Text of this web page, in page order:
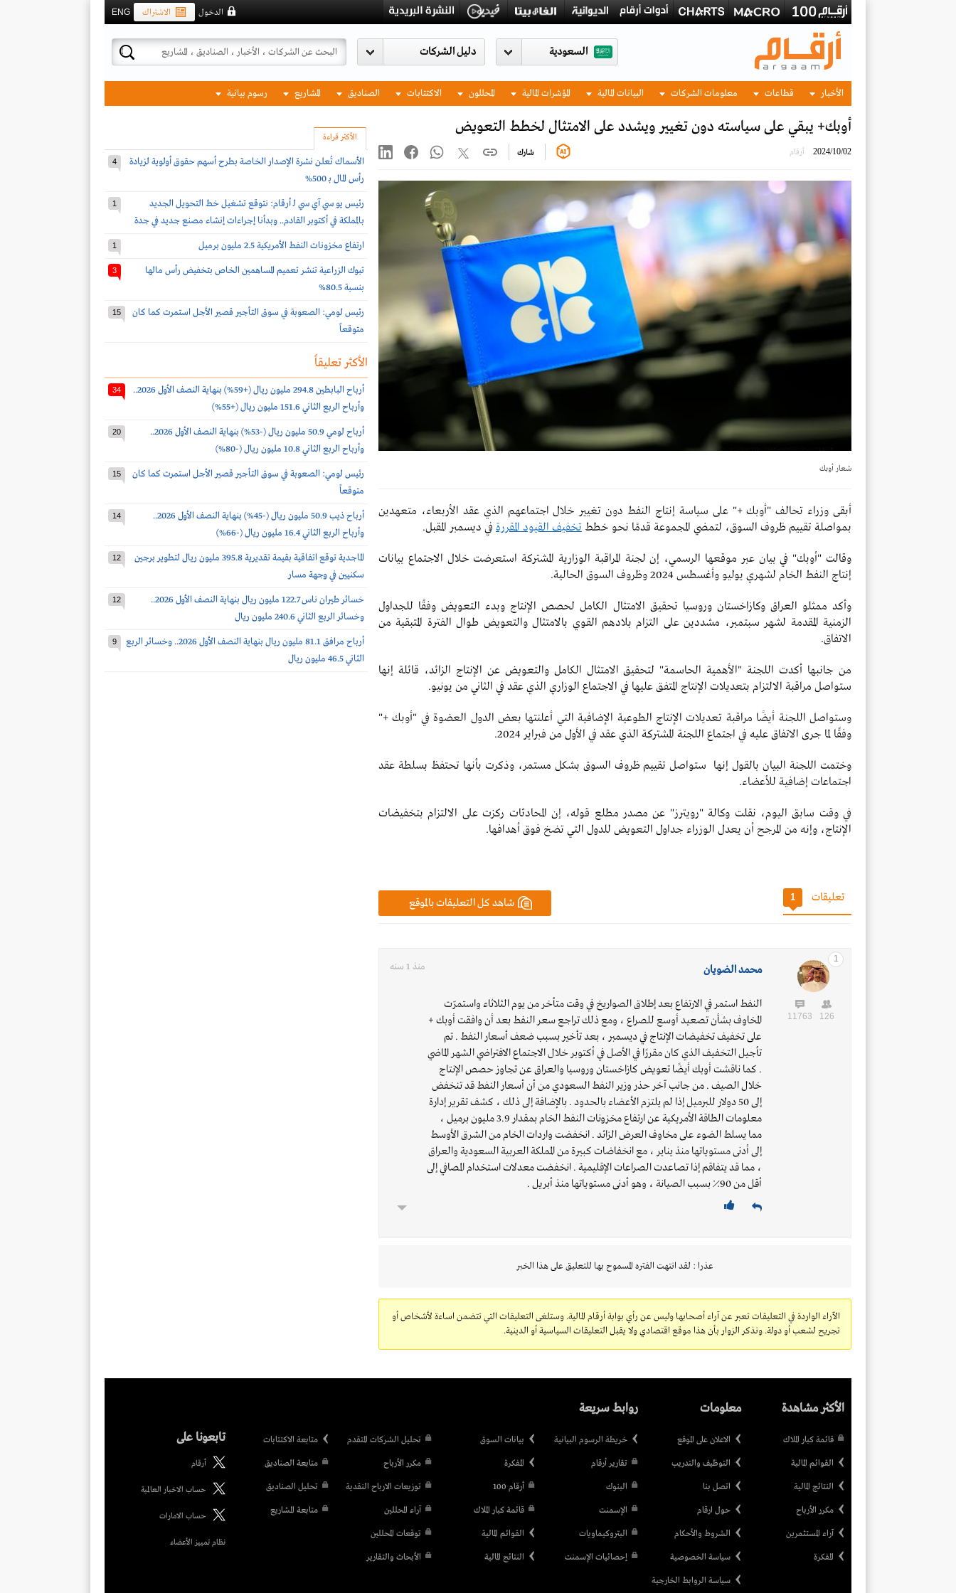
ENG الاشتراك الدخول
السعودية
الأخبار قطاعات معلومات الشركات البيانات المالية المؤشرات المالية المحللون الاكتتابات الصناديق المشاريع رسوم بيانية
أوبك+ يبقي على سياسته دون تغيير ويشدد على الامتثال لخطط التعويض
2024/10/02 أرقام شارك
شعار أوبك
أبقى وزراء تحالف "أوبك +" على سياسة إنتاج النفط دون تغيير خلال اجتماعهم الذي عقد الأربعاء، متعهدين
بمواصلة تقييم ظروف السوق، لتمضي المجموعة قدمًا نحو خطط تخفيف القيود المقررة في ديسمبر المقبل.
وقالت "أوبك" في بيان عبر موقعها الرسمي، إن لجنة المراقبة الوزارية المشتركة استعرضت خلال الاجتماع بيانات
إنتاج النفط الخام لشهري يوليو وأغسطس 2024 وظروف السوق الحالية.
وأكد ممثلو العراق وكازاخستان وروسيا تحقيق الامتثال الكامل لحصص الإنتاج وبدء التعويض وفقًا للجداول
الزمنية المقدمة لشهر سبتمبر، مشددين على التزام بلادهم القوي بالامتثال والتعويض طوال الفترة المتبقية من
الاتفاق.
من جانبها أكدت اللجنة "الأهمية الحاسمة" لتحقيق الامتثال الكامل والتعويض عن الإنتاج الزائد، قائلة إنها
ستواصل مراقبة الالتزام بتعديلات الإنتاج المتفق عليها في الاجتماع الوزاري الذي عقد في الثاني من يونيو.
وستواصل اللجنة أيضًا مراقبة تعديلات الإنتاج الطوعية الإضافية التي أعلنتها بعض الدول العضوة في "أوبك +"
وفقًا لما جرى الاتفاق عليه في اجتماع اللجنة المشتركة الذي عقد في الأول من فبراير 2024.
وختمت اللجنة البيان بالقول إنها ستواصل تقييم ظروف السوق بشكل مستمر، وذكرت بأنها تحتفظ بسلطة عقد
اجتماعات إضافية للأعضاء.
في وقت سابق اليوم، نقلت وكالة "رويترز" عن مصدر مطلع قوله، إن المحادثات ركزت على الالتزام بتخفيضات
الإنتاج، وإنه من المرجح أن يعدل الوزراء جداول التعويض للدول التي تضخ فوق أهدافها.
شاهد كل التعليقات بالموقع تعليقات 1
1
126
11763
محمد الضويان منذ 1 سنه
النفط استمر في الارتفاع بعد إطلاق الصواريخ في وقت متأخر من يوم الثلاثاء واستمرّت
المخاوف بشأن تصعيد أوسع للصراع ، ومع ذلك تراجع سعر النفط بعد أن وافقت أوبك +
على تخفيف تخفيضات الإنتاج في ديسمبر ، بعد تأخير بسبب ضعف أسعار النفط . تم
تأجيل التخفيف الذي كان مقررًا في الأصل في أكتوبر خلال الاجتماع الافتراضي الشهر الماضي
. كما ناقشت أوبك أيضًا تعويض كازاخستان وروسيا والعراق عن تجاوز حصص الإنتاج
خلال الصيف . من جانب آخر حذر وزير النفط السعودي من أن أسعار النفط قد تنخفض
إلى 50 دولار للبرميل إذا لم يلتزم الأعضاء بالحدود . بالإضافة إلى ذلك ، كشف تقرير إدارة
معلومات الطاقة الأمريكية عن ارتفاع مخزونات النفط الخام بمقدار 3.9 مليون برميل ،
مما يسلط الضوء على مخاوف العرض الزائد . انخفضت واردات الخام من الشرق الأوسط
إلى أدنى مستوياتها منذ يناير ، مع انخفاضات كبيرة من المملكة العربية السعودية والعراق
، مما قد يتفاقم إذا تصاعدت الصراعات الإقليمية . انخفضت معدلات استخدام المصافي إلى
أقل من 90٪ بسبب الصيانة ، وهو أدنى مستوياتها منذ أبريل .
عذرا : لقد انتهت الفتره المسموح بها للتعليق على هذا الخبر
الآراء الواردة في التعليقات تعبر عن آراء أصحابها وليس عن رأي بوابة أرقام المالية. وستلغى التعليقات التي تتضمن اساءة لأشخاص أو
تجريح لشعب أو دولة. ونذكر الزوار بأن هذا موقع اقتصادي ولا يقبل التعليقات السياسية أو الدينية.
الأكثر قراءة
الأسماك تُعلن نشرة الإصدار الخاصة بطرح أسهم حقوق أولوية لزيادة
رأس المال بـ 500%
4
رئيس يو سي آي سي لـ أرقام: نتوقع تشغيل خط التحويل الجديد
بالمملكة في أكتوبر القادم.. وبدأنا إجراءات إنشاء مصنع جديد في جدة
1
ارتفاع مخزونات النفط الأمريكية 2.5 مليون برميل 1
تبوك الزراعية تنشر تعميم المساهمين الخاص بتخفيض رأس مالها
بنسبة 80.5%
3
رئيس لومي: الصعوبة في سوق التأجير قصير الأجل استمرت كما كان
متوقعاً
15
الأكثر تعليقاً
أرباح البابطين 294.8 مليون ريال (+59%) بنهاية النصف الأول 2026..
وأرباح الربع الثاني 151.6 مليون ريال (+55%)
34
أرباح لومي 50.9 مليون ريال (-53%) بنهاية النصف الأول 2026..
وأرباح الربع الثاني 10.8 مليون ريال (-80%)
20
رئيس لومي: الصعوبة في سوق التأجير قصير الأجل استمرت كما كان
متوقعاً
15
أرباح ذيب 50.9 مليون ريال (-45%) بنهاية النصف الأول 2026..
وأرباح الربع الثاني 16.4 مليون ريال (-66%)
14
الماجدية توقع اتفاقية بقيمة تقديرية 395.8 مليون ريال لتطوير برجين
سكنيين في وجهة مسار
12
خسائر طيران ناس 122.7 مليون ريال بنهاية النصف الأول 2026..
وخسائر الربع الثاني 240.6 مليون ريال
12
أرباح مرافق 81.1 مليون ريال بنهاية النصف الأول 2026.. وخسائر الربع
الثاني 46.5 مليون ريال
9
الأكثر مشاهدة
قائمة كبار الملاك
القوائم المالية
النتائج المالية
مكرر الأرباح
آراء المستثمرين
المفكرة
معلومات
الاعلان على الموقع
التوظيف والتدريب
اتصل بنا
حول ارقام
الشروط والأحكام
سياسة الخصوصية
سياسة الروابط الخارجية
روابط سريعة
خريطة الرسوم البيانية
تقارير أرقام
البنوك
الإسمنت
البتروكيماويات
إحصائيات الإسمنت
بيانات السوق
المفكرة
أرقام 100
قائمة كبار الملاك
القوائم المالية
النتائج المالية
تحليل الشركات المتقدم
مكرر الأرباح
توزيعات الارباح النقدية
آراء المحللين
توقعات المحللين
الأبحاث والتقارير
متابعة الاكتتابات
متابعة الصناديق
تحليل الصناديق
متابعة المشاريع
تابعونا على
أرقام
حساب الاخبار العالمية
حساب الامارات
نظام تمييز الأعضاء